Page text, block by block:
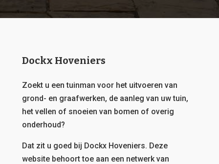
Dockx Hoveniers
Zoekt u een tuinman voor het uitvoeren van
grond- en graafwerken, de aanleg van uw tuin,
het vellen of snoeien van bomen of overig
onderhoud?
Dat zit u goed bij Dockx Hoveniers. Deze
website behoort toe aan een netwerk van